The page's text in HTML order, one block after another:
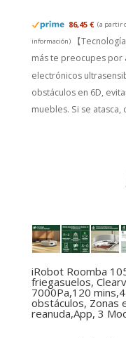
86,45 € (a partir
información)
【
más te preocupes por
electrónicos
obstáculos en 6D,
muebles. Si se
iRobot Roomba
friegasuelos,
7000Pa,120
obstáculos, Zonas
reanuda,App, 3